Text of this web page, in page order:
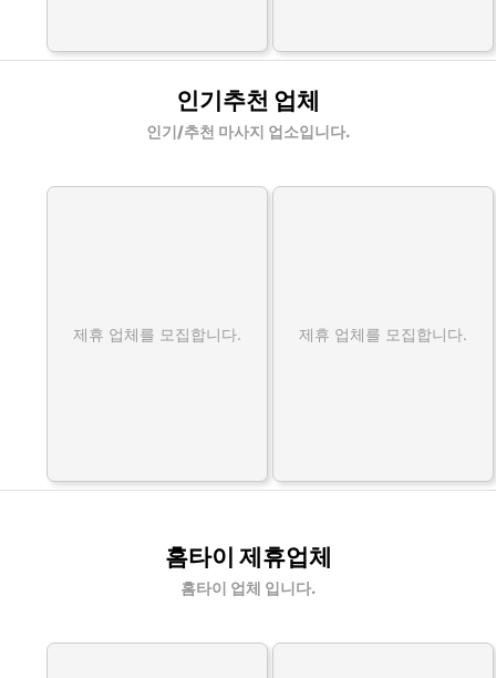
인기추천 업체
인기/추천 마사지 업소입니다.
제휴 업체를 모집합니다. 제휴 업체를 모집합니다.
홈타이 제휴업체
홈타이 업체 입니다.